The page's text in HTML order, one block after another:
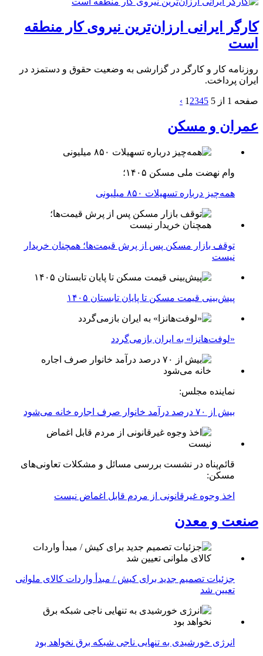
کارگر ایرانی ارزان‌ترین نیروی کار منطقه
است
روزنامه کار و کارگر در گزارشی به وضعیت حقوق و دستمزد در
ایران پرداخت.
صفحه 1 از 5 1 2345
›
عمران و مسکن
وام نهضت ملی مسکن ۱۴۰۵؛
همه‌چیز درباره تسهیلات ۸۵۰ میلیونی
توقف بازار مسکن پس از پرش قیمت‌ها؛ همچنان خریدار
نیست
پیش‌بینی قیمت مسکن تا پایان تابستان ۱۴۰۵
«لوفت‌هانزا» به ایران بازمی‌گردد
نماینده مجلس:
بیش از ۷۰ درصد درآمد خانوار صرف اجاره خانه می‌شود
قائم‌پناه در نشست بررسی مسائل و مشکلات تعاونی‌های
مسکن:
اخذ وجوه غیرقانونی از مردم قابل اغماض نیست
صنعت و معدن
جزئیات تصمیم جدید برای کیش / مبدأ واردات کالای ملوانی
تعیین شد
انرژی خورشیدی به تنهایی ناجی شبکه برق نخواهد بود